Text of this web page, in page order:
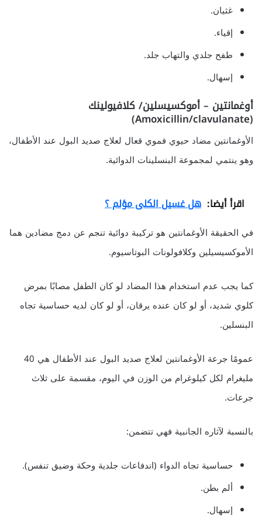
غثيان.
إقياء.
طفح جلدي والتهاب جلد.
إسهال.
أوغمانتين – أموكسيسلين/ كلافيولينك
(Amoxicillin/clavulanate)
الأوغمانتين مضاد حيوي فموي قعال لعلاج صديد البول عند الأطفال،
وهو ينتمي لمجموعة البنسلينات الدوائية.
اقرأ أيضا: هل غسيل الكلى مؤلم ؟
في الحقيقة الأوغمانتين هو تركيبة دوائية تنجم عن دمج مضادين هما
الأموكسيسيلين وكلافولونات البوتاسيوم.
كما يجب عدم استخدام هذا المضاد لو كان الطفل مصابًا بمرض
كلوي شديد، أو لو كان عنده يرقان، أو لو كان لديه حساسية تجاه
البنسلين.
عمومًا جرعة الأوغمانتين لعلاج صديد البول عند الأطفال هي 40
مليغرام لكل كيلوغرام من الوزن في اليوم، مقسمة على ثلاث
جرعات.
بالنسبة لآثاره الجانبية فهي تتضمن:
حساسية تجاه الدواء (اندفاعات جلدية وحكة وضيق تنفس).
ألم بطن.
إسهال.